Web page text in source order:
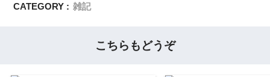
CATEGORY : 雑記
こちらもどうぞ